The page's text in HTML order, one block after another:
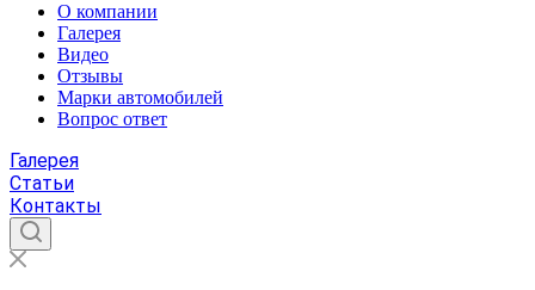
О компании
Галерея
Видео
Отзывы
Марки автомобилей
Вопрос ответ
Галерея
Статьи
Контакты